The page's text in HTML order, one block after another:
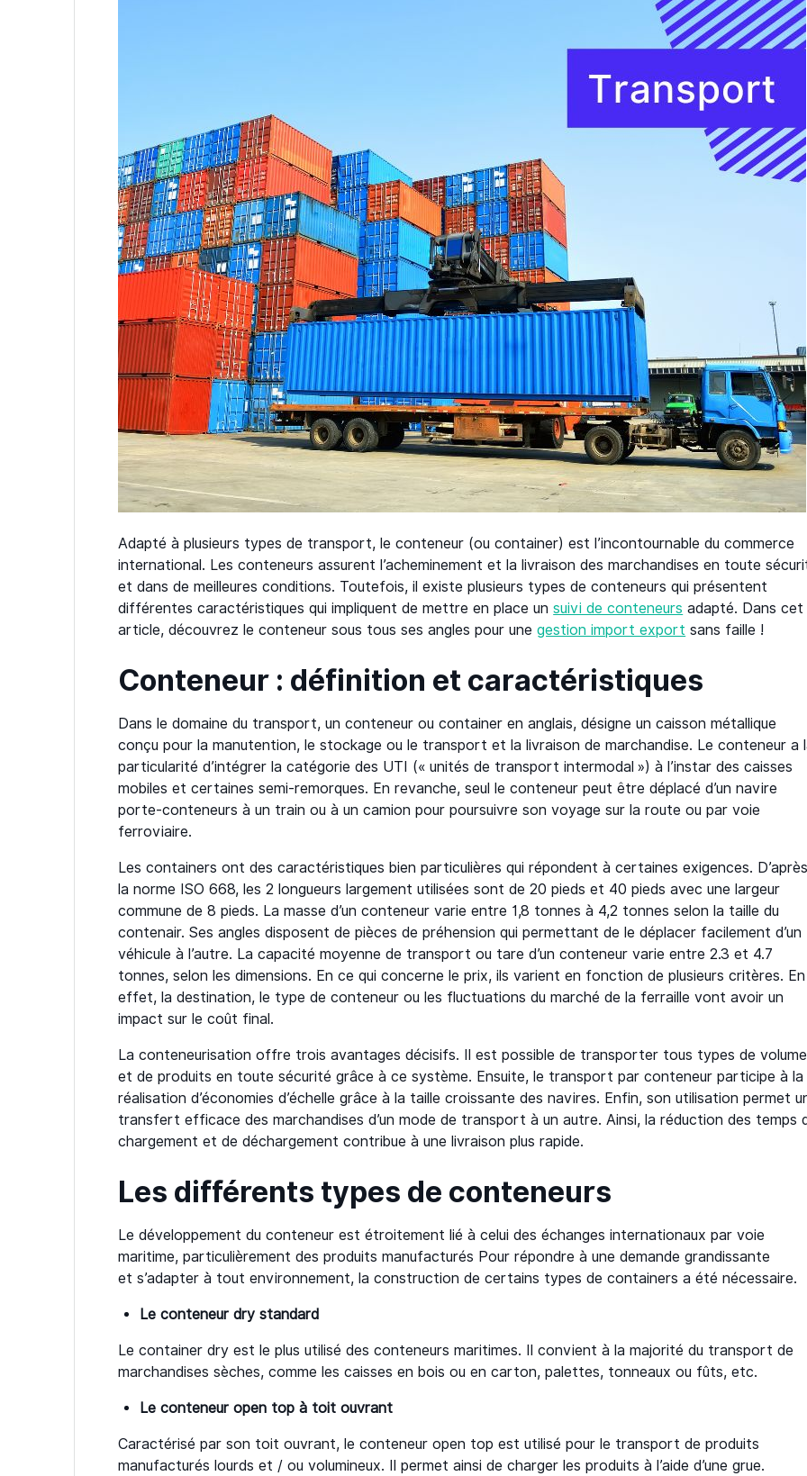
Adapté à plusieurs types de transport, le conteneur (ou container) est l’incontournable du commerce
international. Les conteneurs assurent l’acheminement et la livraison des marchandises en toute
et dans de meilleures conditions. Toutefois, il existe plusieurs types de conteneurs qui présentent
différentes caractéristiques qui impliquent de mettre en place unsuivi de conteneurs adapté. Dans cet
article, découvrez le conteneur sous tous ses angles pour unegestion import export sans faille !
Conteneur : définition et caractéristiques
Dans le domaine du transport, un conteneur ou container en anglais, désigne un caisson métallique
conçu pour la manutention, le stockage ou le transport et la livraison de marchandise. Le conteneur a
particularité d’intégrer la catégorie des UTI (« unités de transport intermodal ») à l’instar des caisses
mobiles et certaines semi-remorques. En revanche, seul le conteneur peut être déplacé d’un navire
porte-conteneurs à un train ou à un camion pour poursuivre son voyage sur la route ou par voie
ferroviaire.
Les containers ont des caractéristiques bien particulières qui répondent à certaines exigences. D’après
la norme ISO 668, les 2 longueurs largement utilisées sont de 20 pieds et 40 pieds avec une largeur
commune de 8 pieds. La masse d’un conteneur varie entre 1,8 tonnes à 4,2 tonnes selon la taille du
contenair. Ses angles disposent de pièces de préhension qui permettant de le déplacer facilement d’un
véhicule à l’autre. La capacité moyenne de transport ou tare d’un conteneur varie entre 2.3 et 4.7
tonnes, selon les dimensions. En ce qui concerne le prix, ils varient en fonction de plusieurs critères. En
effet, la destination, le type de conteneur ou les fluctuations du marché de la ferraille vont avoir un
impact sur le coût final.
La conteneurisation offre trois avantages décisifs. Il est possible de transporter tous types de
et de produits en toute sécurité grâce à ce système. Ensuite, le transport par conteneur participe à la
réalisation d’économies d’échelle grâce à la taille croissante des navires. Enfin, son utilisation permet
transfert efficace des marchandises d’un mode de transport à un autre. Ainsi, la réduction des temps
chargement et de déchargement contribue à une livraison plus rapide.
Les différents types de conteneurs
Le développement du conteneur est étroitement lié à celui des échanges internationaux par voie
maritime, particulièrement des produits manufacturés Pour répondre à une demande grandissante
et s’adapter à tout environnement, la construction de certains types de containers a été nécessaire.
Le conteneur dry standard
Le container dry est le plus utilisé des conteneurs maritimes. Il convient à la majorité du transport de
marchandises sèches, comme les caisses en bois ou en carton, palettes, tonneaux ou fûts, etc.
Le conteneur open top à toit ouvrant
Caractérisé par son toit ouvrant, le conteneur open top est utilisé pour le transport de produits
manufacturés lourds et / ou volumineux. Il permet ainsi de charger les produits à l’aide d’une grue.